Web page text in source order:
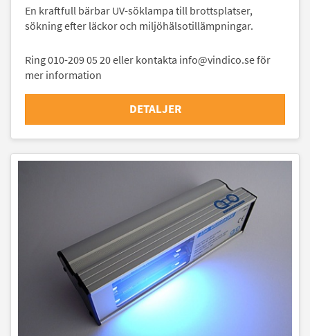
En kraftfull bärbar UV-söklampa till brottsplatser,
sökning efter läckor och miljöhälsotillämpningar.
Ring 010-209 05 20 eller kontakta info@vindico.se för
mer information
DETALJER